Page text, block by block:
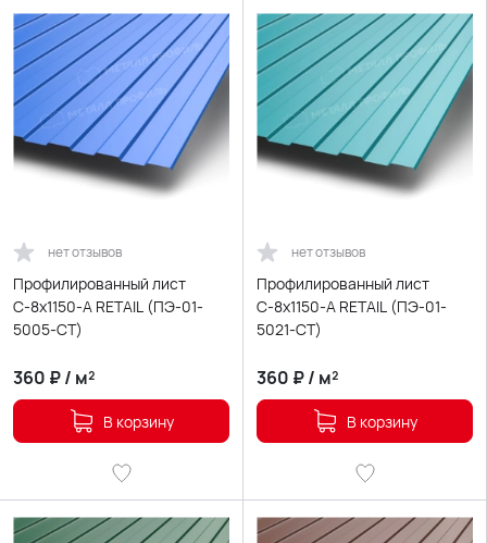
нет отзывов
Профилированный лист
С-8х1150-A RETAIL (ПЭ-01-
5005-СТ)
360 ₽/ м²
В корзину
нет отзывов
Профилированный лист
С-8х1150-A RETAIL (ПЭ-01-
5021-СТ)
360 ₽/ м²
В корзину